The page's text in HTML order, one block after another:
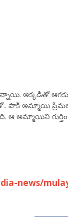
అక్కడితో
అమ్మాయి ప్రేమలో
ఆ అమ్మాయిని
news/